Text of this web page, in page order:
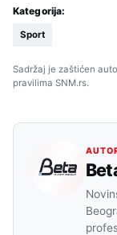
Kategorija:
Sport
Sadržaj je zaštićen
pravilima SNM.rs.